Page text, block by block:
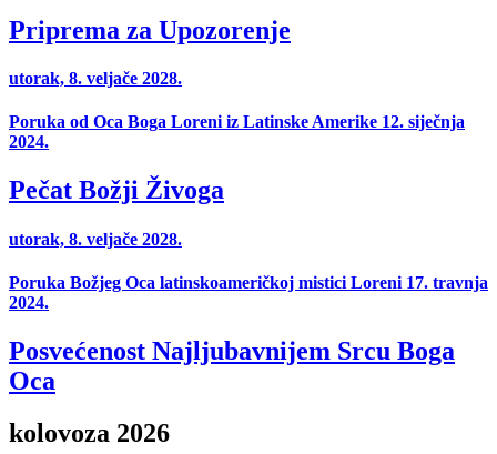
Priprema za Upozorenje
utorak, 8. veljače 2028.
Poruka od Oca Boga Loreni iz Latinske Amerike 12. siječnja
2024.
Pečat Božji Živoga
utorak, 8. veljače 2028.
Poruka Božjeg Oca latinskoameričkoj mistici Loreni 17. travnja
2024.
Posvećenost Najljubavnijem Srcu Boga
Oca
kolovoza 2026